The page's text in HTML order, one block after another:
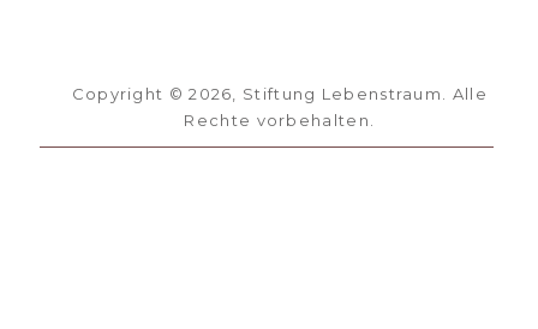
Copyright ©2026 , Stiftung Lebenstraum. Alle
Rechte vorbehalten.